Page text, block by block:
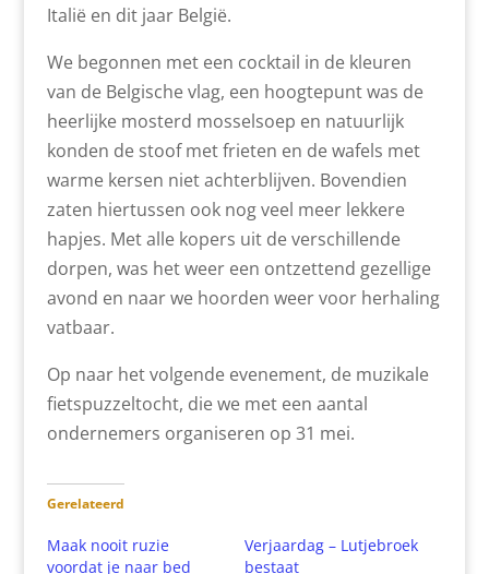
Italië en dit jaar België.
We begonnen met een cocktail in de kleuren
van de Belgische vlag, een hoogtepunt was de
heerlijke mosterd mosselsoep en natuurlijk
konden de stoof met frieten en de wafels met
warme kersen niet achterblijven. Bovendien
zaten hiertussen ook nog veel meer lekkere
hapjes. Met alle kopers uit de verschillende
dorpen, was het weer een ontzettend gezellige
avond en naar we hoorden weer voor herhaling
vatbaar.
Op naar het volgende evenement, de muzikale
fietspuzzeltocht, die we met een aantal
ondernemers organiseren op 31 mei.
Gerelateerd
Maak nooit ruzie
voordat je naar bed
Verjaardag – Lutjebroek
bestaat